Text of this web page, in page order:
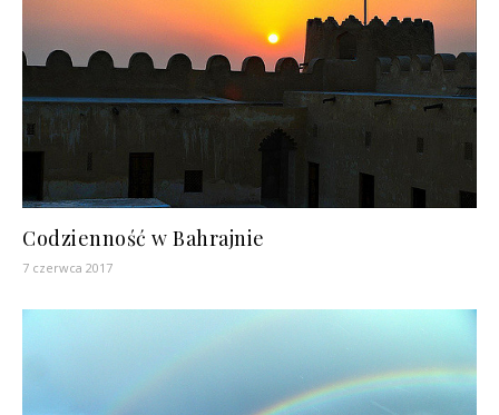
Codzienność w Bahrajnie
7 czerwca 2017